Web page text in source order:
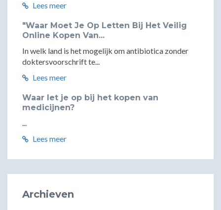
Lees meer
"Waar Moet Je Op Letten Bij Het Veilig
Online Kopen Van...
In welk land is het mogelijk om antibiotica zonder
doktersvoorschrift te...
Lees meer
Waar let je op bij het kopen van
medicijnen?
...
Lees meer
Archieven